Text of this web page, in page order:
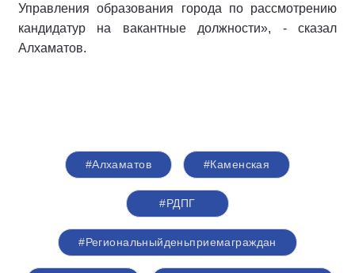
Управления образования города по рассмотрению
кандидатур на вакантные должности», - сказал
Алхаматов.
#Алхаматов #Каменская
#РДПГ
#Региональныйденьприемаграждан